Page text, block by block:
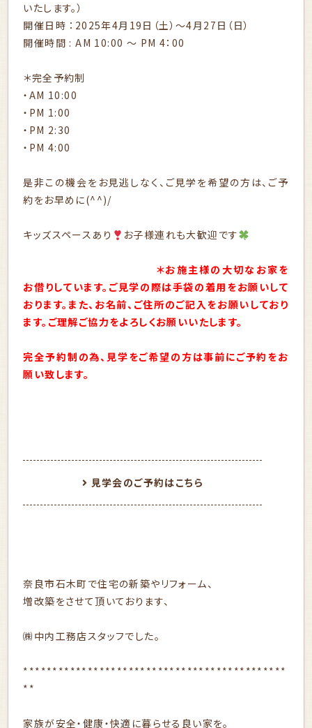
いたします。）
開催日時 ：2025年4月19日（土）～4月27日（日）
開催時間 : AM 10:00 〜 PM 4：00
＊完全予約制
・AM 10:00
・PM 1:00
・PM 2:30
・PM 4:00
是非この機会をお見逃しなく、ご見学を希望の方は、ご予
約をお早めに(^^)/
キッズスペースあり お子様連れも大歓迎です
＊お施主様の大切なお家を
お借りしています。ご見学の際は手袋の着用をお願いして
おります。また、お名前、ご住所のご記入をお願いしており
ます。ご理解ご協力をよろしくお願いいたします。
完全予約制の為、見学をご希望の方は事前にご予約をお
願い致します。
見学会のご予約はこちら
奈良市石木町で住宅の新築やリフォーム、
増改築をさせて頂いております、
㈱中内工務店スタッフでした。
*********************************************
**
家族が安全・健康・快適に暮らせる良い家を。